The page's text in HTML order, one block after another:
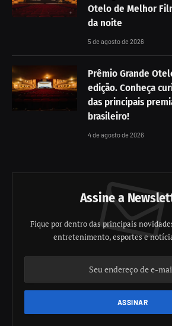
Otelo de Melhor
da noite
5 de agosto de 2026
Prêmio Grande
edição. Conheça
das principais
brasileiro!
4 de agosto de 2026
Assine a
Fique por dentro das principais
entretenimento, esportes e